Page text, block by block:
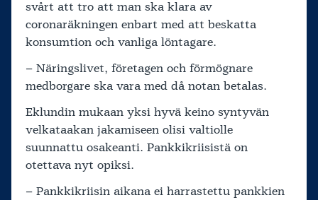
svårt att tro att man ska klara av
coronaräkningen enbart med att beskatta
konsumtion och vanliga löntagare.
– Näringslivet, företagen och förmögnare
medborgare ska vara med då notan betalas.
Eklundin mukaan yksi hyvä keino syntyvän
velkataakan jakamiseen olisi valtiolle
suunnattu osakeanti. Pankkikriisistä on
otettava nyt opiksi.
– Pankkikriisin aikana ei harrastettu pankkien